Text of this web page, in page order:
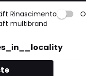
Rinascimento
multibrand